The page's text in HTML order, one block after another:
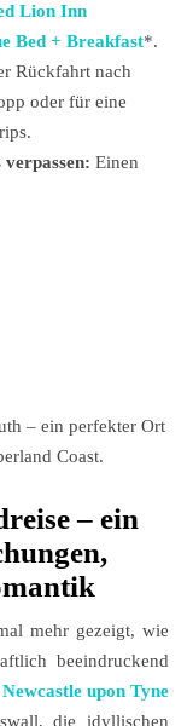
Lion Inn
Bed + Breakfast*.
Rückfahrt nach
oder für eine
Einen
– ein perfekter Ort
Coast.
– ein
mehr gezeigt, wie
beeindruckend
Newcastle upon Tyne
die idyllischen